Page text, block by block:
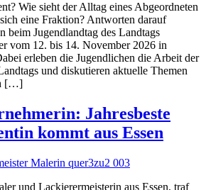
Wie sieht der Alltag eines Abgeordneten
eine Fraktion? Antworten darauf
beim Jugendlandtag des Landtags
vom 12. bis 14. November 2026 in
erleben die Jugendlichen die Arbeit der
und diskutieren aktuelle Themen
[…]
Jahresbeste
kommt aus Essen
und Lackierermeisterin aus Essen, traf